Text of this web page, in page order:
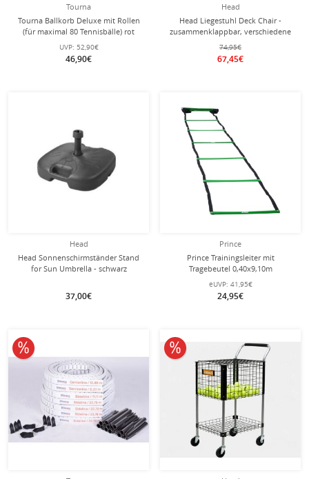
Tourna
Tourna Ballkorb Deluxe mit Rollen
(für maximal 80 Tennisbälle) rot
UVP: 52,90€
46,90€
Head
Head Liegestuhl Deck Chair -
zusammenklappbar, verschiedene
74,95€
67,45€
Head
Head Sonnenschirmständer Stand
for Sun Umbrella - schwarz
37,00€
Prince
Prince Trainingsleiter mit
Tragebeutel 0,40x9,10m
eUVP: 41,95€
24,95€
10% reduziert 10% reduziert